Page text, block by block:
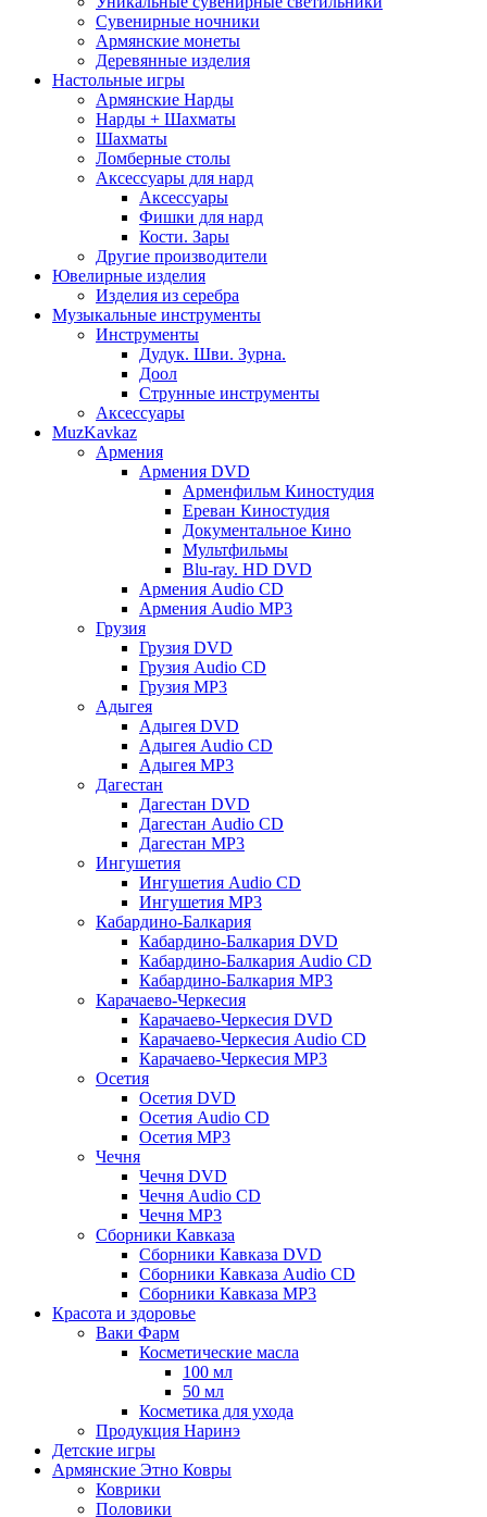
Сувенирные ночники
Армянские монеты
Деревянные изделия
Настольные игры
Армянские Нарды
Нарды + Шахматы
Шахматы
Ломберные столы
Аксессуары для нард
Аксессуары
Фишки для нард
Кости. Зары
Другие производители
Ювелирные изделия
Изделия из серебра
Музыкальные инструменты
Инструменты
Дудук. Шви. Зурна.
Доол
Струнные инструменты
Аксессуары
MuzKavkaz
Армения
Армения DVD
Арменфильм Киностудия
Ереван Киностудия
Документальное Кино
Мультфильмы
Blu-ray. HD DVD
Армения Audio CD
Армения Audio MP3
Грузия
Грузия DVD
Грузия Audio CD
Грузия MP3
Адыгея
Адыгея DVD
Адыгея Audio CD
Адыгея MP3
Дагестан
Дагестан DVD
Дагестан Audio CD
Дагестан MP3
Ингушетия
Ингушетия Audio CD
Ингушетия MP3
Кабардино-Балкария
Кабардино-Балкария DVD
Кабардино-Балкария Audio CD
Кабардино-Балкария MP3
Карачаево-Черкесия
Карачаево-Черкесия DVD
Карачаево-Черкесия Audio CD
Карачаево-Черкесия MP3
Осетия
Осетия DVD
Осетия Audio CD
Осетия MP3
Чечня
Чечня DVD
Чечня Audio CD
Чечня MP3
Сборники Кавказа
Сборники Кавказа DVD
Сборники Кавказа Audio CD
Сборники Кавказа MP3
Красота и здоровье
Ваки Фарм
Косметические масла
100 мл
50 мл
Косметика для ухода
Продукция Наринэ
Детские игры
Армянские Этно Ковры
Коврики
Половики